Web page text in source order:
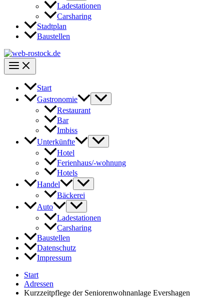
Ladestationen
Carsharing
Stadtplan
Baustellen
Start
Gastronomie
Restaurant
Bar
Imbiss
Unterkünfte
Hotel
Ferienhaus/-wohnung
Hotels
Handel
Bäckerei
Auto
Ladestationen
Carsharing
Baustellen
Datenschutz
Impressum
Start
Adressen
Kurzzeitpflege der Seniorenwohnanlage Evershagen